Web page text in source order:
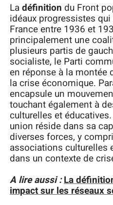
Ladéfinition du Front
idéaux progressistes
France entre 1936 et
principalement une
plusieurs partis de
socialiste, le Parti
en réponse à la montée
la crise économique.
encapsule un
touchant également à
culturelles et
union réside dans sa
diverses forces, y
associations culturelles
dans un contexte de
A lire aussi :La
impact sur les réseaux